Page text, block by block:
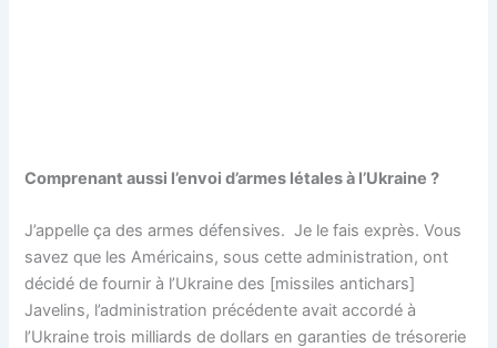
Comprenant aussi l’envoi d’armes létales à l’Ukraine ?
J’appelle ça des armes défensives. Je le fais exprès. Vous
savez que les Américains, sous cette administration, ont
décidé de fournir à l’Ukraine des [missiles antichars]
Javelins, l’administration précédente avait accordé à
l’Ukraine trois milliards de dollars en garanties de trésorerie